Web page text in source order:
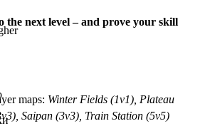
the next level – and prove your skill
maps: Winter Fields (1v1), Plateau
Saipan (3v3), Train Station (5v5)